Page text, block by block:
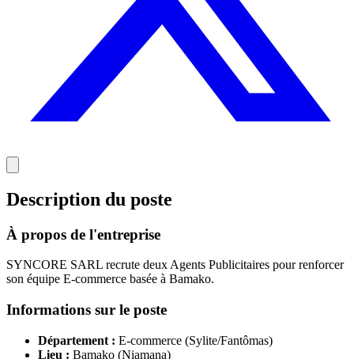
Description du poste
À propos de l'entreprise
SYNCORE SARL recrute deux Agents Publicitaires pour renforcer
son équipe E-commerce basée à Bamako.
Informations sur le poste
Département : E-commerce (Sylite/Fantômas)
Lieu : Bamako (Niamana)